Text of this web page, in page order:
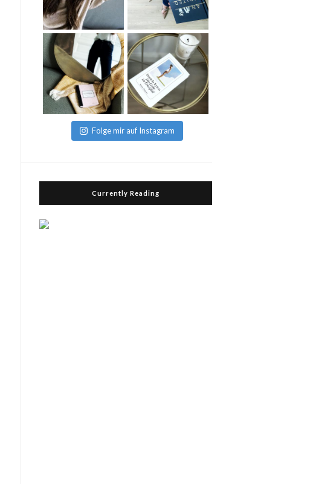
Folge mir auf Instagram
Currently Reading